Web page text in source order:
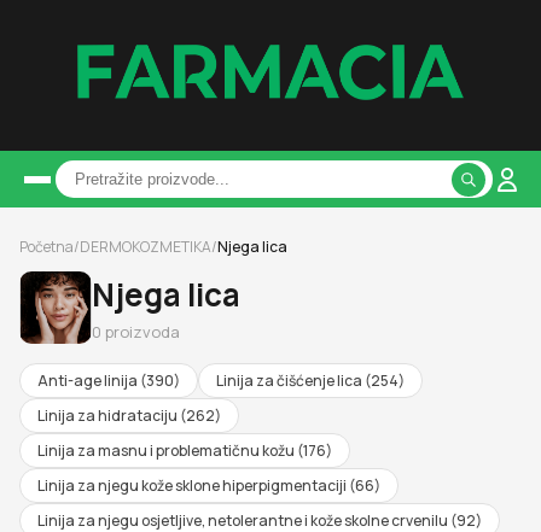
Početna/DERMOKOZMETIKA/Njega lica
Njega lica
0 proizvoda
Anti-age linija (390) Linija za čišćenje lica (254)
Linija za hidrataciju (262)
Linija za masnu i problematičnu kožu (176)
Linija za njegu kože sklone hiperpigmentaciji (66)
Linija za njegu osjetljive, netolerantne i kože skolne crvenilu (92)